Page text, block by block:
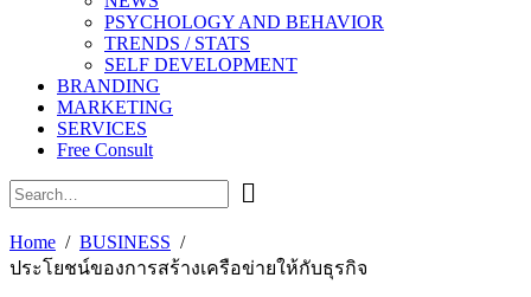
PSYCHOLOGY AND BEHAVIOR
TRENDS / STATS
SELF DEVELOPMENT
BRANDING
MARKETING
SERVICES
Free Consult
Home
BUSINESS
ประโยชน์ของการสร้างเครือข่ายให้กับธุรกิจ